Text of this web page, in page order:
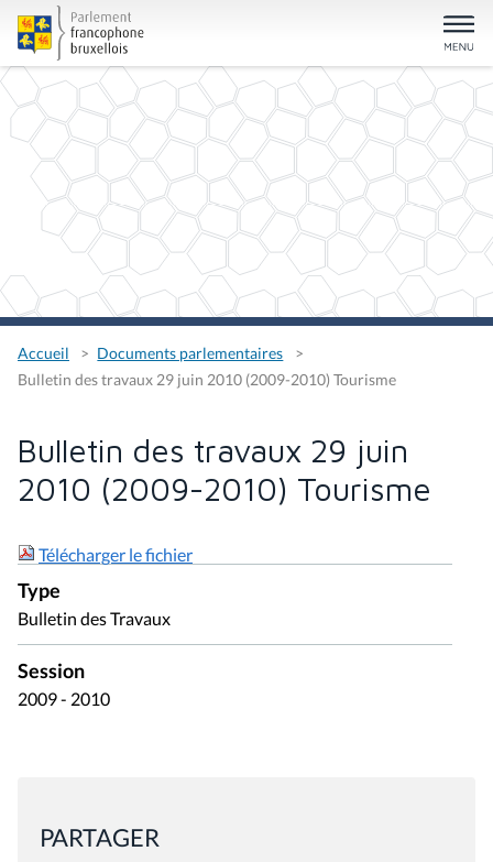
Accueil
Documents parlementaires
Bulletin des travaux 29 juin 2010 (2009-2010) Tourisme
Bulletin des travaux 29 juin
2010 (2009-2010) Tourisme
Télécharger le fichier
Type
Bulletin des Travaux
Session
2009 - 2010
PARTAGER